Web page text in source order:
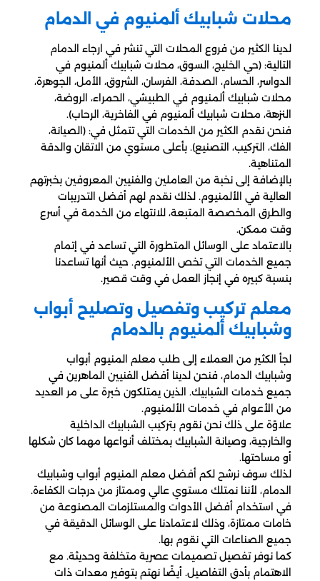
محلات شبابيك ألمنيوم في الدمام
لدينا الكثير من فروع المحلات التي تنشر في ارجاء الدمام
التالية: (حي الخليج، السوق، محلات شبابيك ألمنيوم في
الدواسر، الحسام، الصدفة، الفرسان، الشروق، الأمل، الجوهرة،
محلات شبابيك ألمنيوم في الطبيشي، الحمراء، الروضة،
النزهة، محلات شبابيك ألمنيوم في الفاخرية، الرحاب).
فنحن نقدم الكثير من الخدمات التي تتمثل في: (الصيانة،
الفك، التركيب، التصنيع). بأعلى مستوي من الاتقان والدقة
المتناهية.
بالإضافة إلى نخبة من العاملين والفنيين المعروفين بخبرتهم
العالية في الألمنيوم. لذلك نقدم لهم أفضل التدريبات
والطرق المخصصة المتبعة، للانتهاء من الخدمة في أسرع
وقت ممكن.
بالاعتماد على الوسائل المتطورة التي تساعد في إتمام
جميع الخدمات التي تخص الألمنيوم. حيث أنها تساعدنا
بنسبة كبيره في إنجاز العمل في وقت قصير.
معلم تركيب وتفصيل وتصليح أبواب
وشبابيك ألمنيوم بالدمام
لجأ الكثير من العملاء إلى طلب معلم المنيوم أبواب
وشبابيك الدمام، فنحن لدينا أفضل الفنيين الماهرين في
جميع خدمات الشبابيك. الذين يمتلكون خبرة على مر العديد
من الأعوام في خدمات الألمنيوم.
علاوًة على ذلك نحن نقوم بتركيب الشبابيك الداخلية
والخارجية، وصيانة الشبابيك بمختلف أنواعها مهما كان شكلها
أو مساحتها.
لذلك سوف نرشح لكم أفضل معلم المنيوم أبواب وشبابيك
الدمام، لأننا نمتلك مستوي عالي وممتاز من درجات الكفاءة.
في استخدام أفضل الأدوات والمستلزمات المصنوعة من
خامات ممتازة، وذلك لاعتمادنا على الوسائل الدقيقة في
جميع الصناعات التي نقوم بها.
كما نوفر تفصيل تصميمات عصرية متخلفة وحديثة. مع
الاهتمام بأدق التفاصيل. أيضًا نهتم بتوفير معدات ذات